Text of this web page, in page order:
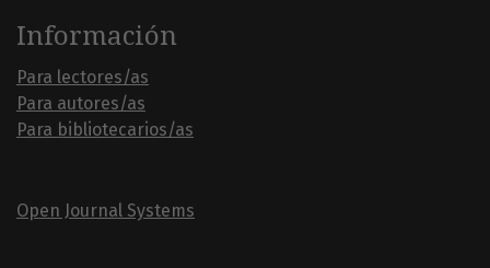
Información
Para lectores/as
Para autores/as
Para bibliotecarios/as
Open Journal Systems